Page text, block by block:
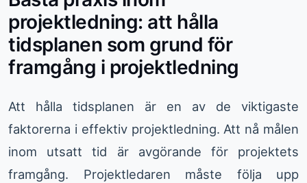
projektledning: att hålla
tidsplanen som grund för
framgång i projektledning
Att hålla tidsplanen är en av de viktigaste
faktorerna i effektiv projektledning. Att nå målen
inom utsatt tid är avgörande för projektets
framgång. Projektledaren måste följa upp